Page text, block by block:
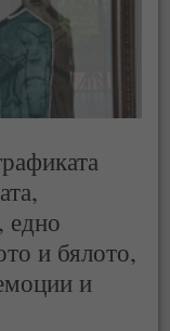
едно
и бялото,
и